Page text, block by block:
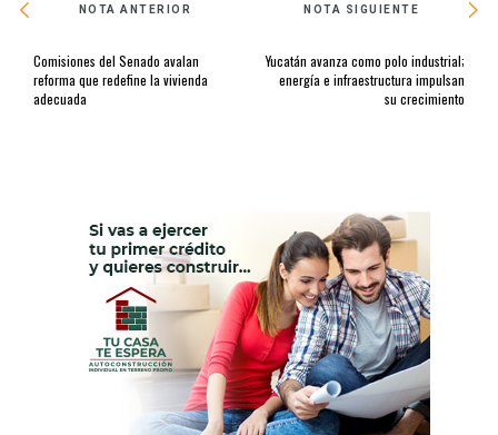
NOTA ANTERIOR
Comisiones del Senado avalan
reforma que redefine la vivienda
adecuada
NOTA SIGUIENTE
Yucatán avanza como polo industrial;
energía e infraestructura impulsan
su crecimiento